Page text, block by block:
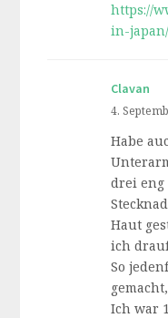
https://
in-japan/
Clavan
4.
Habe
drei
Haut
ich
So
Ich war